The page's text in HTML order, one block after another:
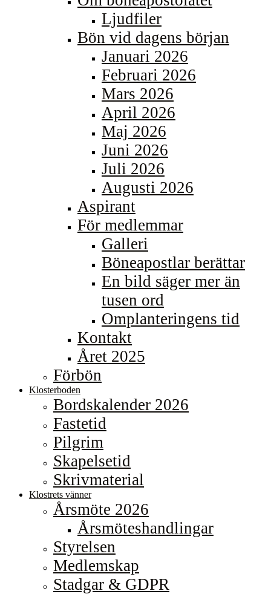
Ljudfiler
Bön vid dagens början
Januari 2026
Februari 2026
Mars 2026
April 2026
Maj 2026
Juni 2026
Juli 2026
Augusti 2026
Aspirant
För medlemmar
Galleri
Böneapostlar berättar
En bild säger mer än
tusen ord
Omplanteringens tid
Kontakt
Året 2025
Förbön
Klosterboden
Bordskalender 2026
Fastetid
Pilgrim
Skapelsetid
Skrivmaterial
Klostrets vänner
Årsmöte 2026
Årsmöteshandlingar
Styrelsen
Medlemskap
Stadgar & GDPR